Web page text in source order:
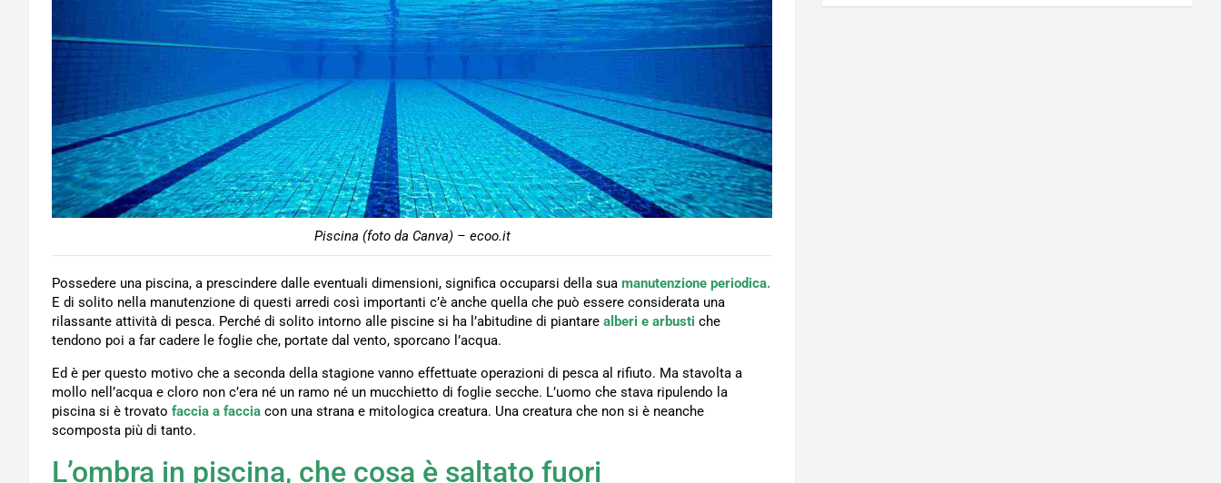
Piscina (foto da Canva) – ecoo.it
Possedere una piscina, a prescindere dalle eventuali dimensioni, significa occuparsi della sua manutenzione periodica.
E di solito nella manutenzione di questi arredi così importanti c’è anche quella che può essere considerata una
rilassante attività di pesca. Perché di solito intorno alle piscine si ha l’abitudine di piantare alberi e arbusti che
tendono poi a far cadere le foglie che, portate dal vento, sporcano l’acqua.
Ed è per questo motivo che a seconda della stagione vanno effettuate operazioni di pesca al rifiuto. Ma stavolta a
mollo nell’acqua e cloro non c’era né un ramo né un mucchietto di foglie secche. L’uomo che stava ripulendo la
piscina si è trovato faccia a faccia con una strana e mitologica creatura. Una creatura che non si è neanche
scomposta più di tanto.
L’ombra in piscina, che cosa è saltato fuori